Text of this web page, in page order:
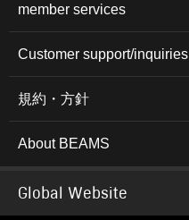
member services
Customer support/inquiries
規約・方針
About BEAMS
Global Website